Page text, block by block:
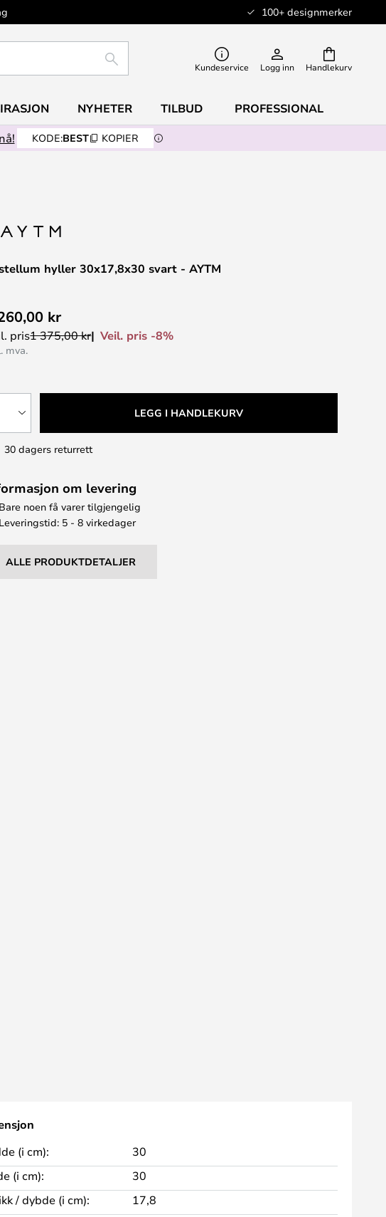
100+ designmerker
Handlekurv
SØK Kundeservice Logg inn
NYHETER TILBUD
PROFESSIONAL
KODE:BEST KOPIER
hyller 30x17,8x30 svart - AYTM
kr
pris1 375,00 kr Veil. pris -8%
mva.
LEGG I HANDLEKURV
30 dagers returrett
om levering
Bare noen få varer tilgjengelig
Leveringstid: 5 - 8 virkedager
ALLE PRODUKTDETALJER
(i cm):
30
(i cm):
30
/ dybde (i cm):
17,8